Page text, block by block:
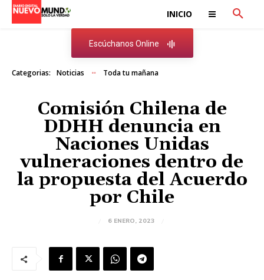
INICIO
Escúchanos Online
Categorias: Noticias Toda tu mañana
Comisión Chilena de
DDHH denuncia en
Naciones Unidas
vulneraciones dentro de
la propuesta del Acuerdo
por Chile
6 ENERO, 2023